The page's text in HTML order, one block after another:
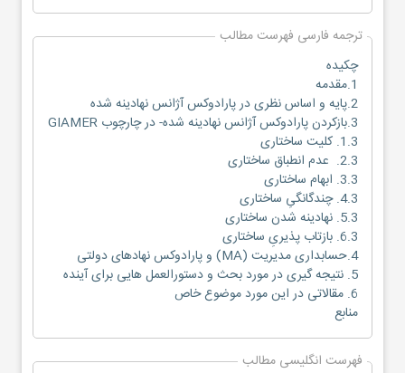
ترجمه فارسی فهرست مطالب
چکیده
1.مقدمه
2.پایه و اساس نظری در پارادوکس آژانس نهادینه شده
3.بازکردن پارادوکس آژانس نهادینه شده- در چارچوب GIAMER
1.3. کلیت ساختاری
2.3. عدم انطباق ساختاری
3.3. ابهام ساختاری
4.3. چندگانگیِ ساختاری
5.3. نهادینه شدن ساختاری
6.3. بازتاب پذیریِ ساختاری
4.حسابداری مدیریت (MA) و پارادوکس نهادهای دولتی
5. نتیجه گیری در مورد بحث و دستورالعمل هایی برای آینده
6. مقالاتی در این مورد موضوع خاص
منابع
فهرست انگلیسی مطالب